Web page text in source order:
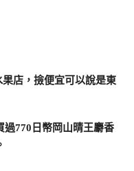
店，撿便宜可以說是東
過770日幣岡山晴王麝香